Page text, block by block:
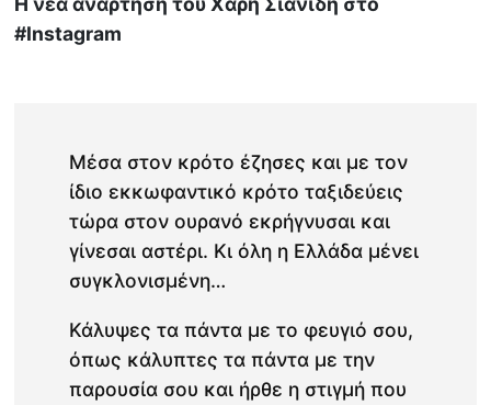
#Instagram
Μέσα στον κρότο έζησες και με τον
ίδιο εκκωφαντικό κρότο ταξιδεύεις
τώρα στον ουρανό εκρήγνυσαι και
γίνεσαι αστέρι. Kι όλη η Ελλάδα μένει
συγκλονισμένη…
Κάλυψες τα πάντα με το φευγιό σου,
όπως κάλυπτες τα πάντα με την
παρουσία σου και ήρθε η στιγμή που